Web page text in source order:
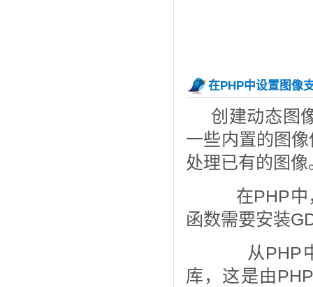
在PHP中设置图像
创建动态图
一些内置的图
处理已有的图像
在PHP中
函数需要安装
从PHP中
库，这是由